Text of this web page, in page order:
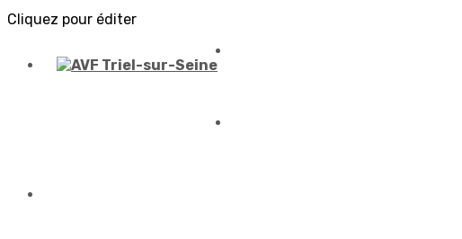
Cliquez pour éditer